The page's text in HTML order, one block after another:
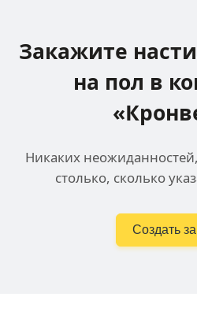
Закажите
на пол в
Никаких
столько, сколько
Создать